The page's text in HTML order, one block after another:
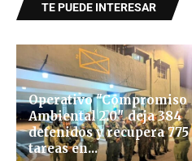
TE PUEDE INTERESAR
Operativo "Compromiso
Ambiental 2.0″ deja 384
detenidos y recupera 775
tareas en...